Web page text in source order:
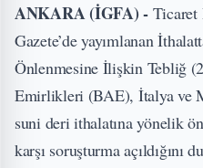
ANKARA (İGFA) - Ticaret
Gazete’de yayımlanan
Önlenmesine İlişkin Tebliğ
Emirlikleri (BAE), İtalya ve
suni deri ithalatına yönelik
karşı soruşturma açıldığını